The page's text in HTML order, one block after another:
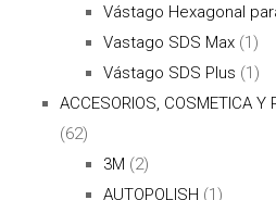
Vástago Hexagonal
Vastago SDS Max (1)
Vástago SDS Plus (1)
ACCESORIOS, COSMETICA Y
(62)
3M (2)
AUTOPOLISH (1)